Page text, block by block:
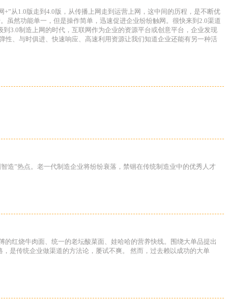
从1.0版走到4.0版，从传播上网走到运营上网，这中间的历程，是不断优
虽然功能单一，但是操作简单，迅速促进企业纷纷触网。很快来到2.0渠道
3.0制造上网的时代，互联网作为企业的资源平台或创意平台，企业发现
、与时俱进、快速响应、高速利用资源让我们知道企业还能有另一种活
造”热点。老一代制造企业将纷纷衰落，禁锢在传统制造业中的优秀人才
红烧牛肉面、统一的老坛酸菜面、娃哈哈的营养快线。围绕大单品提出
是传统企业做渠道的方法论，屡试不爽。 然而，过去赖以成功的大单